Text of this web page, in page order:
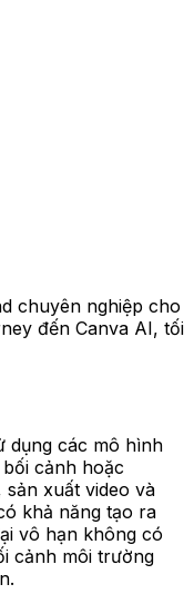
chuyên nghiệp cho
đến Canva AI, tối
dụng các mô hình
cảnh hoặc
xuất video và
khả năng tạo ra
vô hạn không có
cảnh môi trường